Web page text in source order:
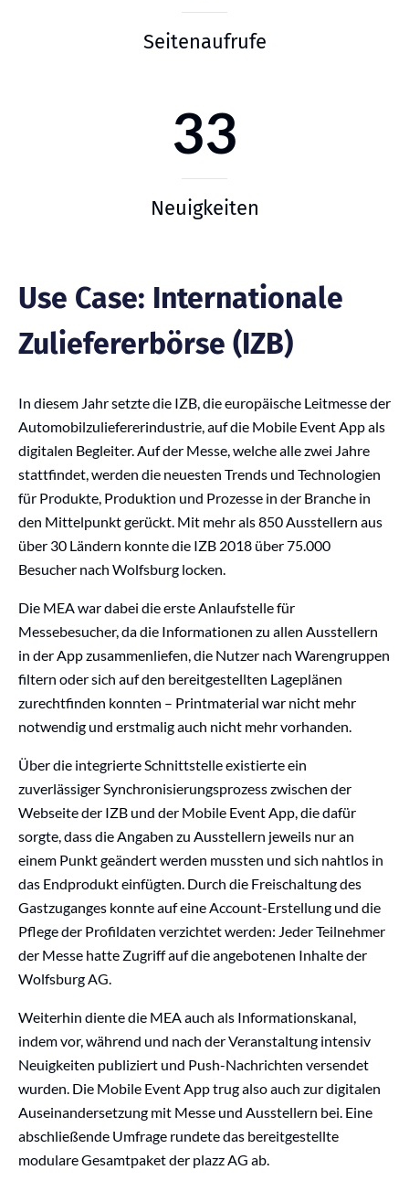
Seitenaufrufe
33
Neuigkeiten
Use Case: Internationale
Zuliefererbörse (IZB)
In diesem Jahr setzte die IZB, die europäische Leitmesse der
Automobilzuliefererindustrie, auf die Mobile Event App als
digitalen Begleiter. Auf der Messe, welche alle zwei Jahre
stattfindet, werden die neuesten Trends und Technologien
für Produkte, Produktion und Prozesse in der Branche in
den Mittelpunkt gerückt. Mit mehr als 850 Ausstellern aus
über 30 Ländern konnte die IZB 2018 über 75.000
Besucher nach Wolfsburg locken.
Die MEA war dabei die erste Anlaufstelle für
Messebesucher, da die Informationen zu allen Ausstellern
in der App zusammenliefen, die Nutzer nach Warengruppen
filtern oder sich auf den bereitgestellten Lageplänen
zurechtfinden konnten – Printmaterial war nicht mehr
notwendig und erstmalig auch nicht mehr vorhanden.
Über die integrierte Schnittstelle existierte ein
zuverlässiger Synchronisierungsprozess zwischen der
Webseite der IZB und der Mobile Event App, die dafür
sorgte, dass die Angaben zu Ausstellern jeweils nur an
einem Punkt geändert werden mussten und sich nahtlos in
das Endprodukt einfügten. Durch die Freischaltung des
Gastzuganges konnte auf eine Account-Erstellung und die
Pflege der Profildaten verzichtet werden: Jeder Teilnehmer
der Messe hatte Zugriff auf die angebotenen Inhalte der
Wolfsburg AG.
Weiterhin diente die MEA auch als Informationskanal,
indem vor, während und nach der Veranstaltung intensiv
Neuigkeiten publiziert und Push-Nachrichten versendet
wurden. Die Mobile Event App trug also auch zur digitalen
Auseinandersetzung mit Messe und Ausstellern bei. Eine
abschließende Umfrage rundete das bereitgestellte
modulare Gesamtpaket der plazz AG ab.